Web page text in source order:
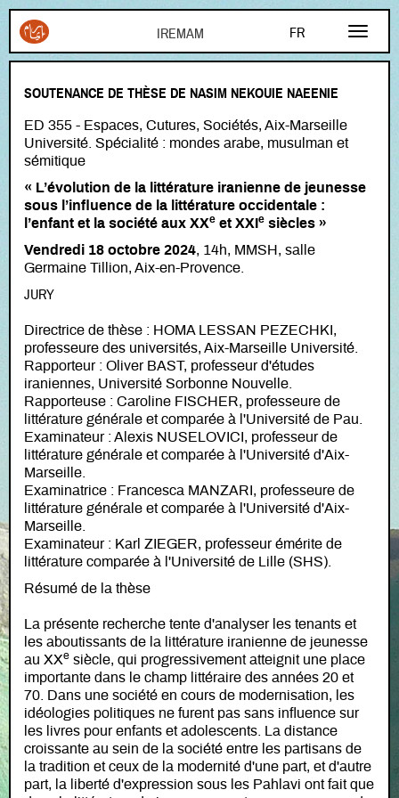
FR
EN
AR
Aller au contenu principal
SOUTENANCE DE THÈSE DE NASIM NEKOUIE NAEENIE
ED 355 - Espaces, Cutures, Sociétés, Aix-Marseille
Université. Spécialité : mondes arabe, musulman et
sémitique
« L’évolution de la littérature iranienne de jeunesse
sous l’influence de la littérature occidentale :
l’enfant et la société aux XXe et XXI e siècles »
Vendredi 18 octobre 2024, 14h, MMSH, salle
Germaine Tillion, Aix-en-Provence.
JURY
Directrice de thèse : HOMA LESSAN PEZECHKI,
professeure des universités, Aix-Marseille Université.
Rapporteur : Oliver BAST, professeur d'études
iraniennes, Université Sorbonne Nouvelle.
Rapporteuse : Caroline FISCHER, professeure de
littérature générale et comparée à l'Université de Pau.
Examinateur : Alexis NUSELOVICI, professeur de
littérature générale et comparée à l'Université d'Aix-
Marseille.
Examinatrice : Francesca MANZARI, professeure de
littérature générale et comparée à l'Université d'Aix-
Marseille.
Examinateur : Karl ZIEGER, professeur émérite de
littérature comparée à l'Université de Lille (SHS).
Résumé de la thèse
La présente recherche tente d'analyser les tenants et
les aboutissants de la littérature iranienne de jeunesse
au XXe siècle, qui progressivement atteignit une place
importante dans le champ littéraire des années 20 et
70. Dans une société en cours de modernisation, les
idéologies politiques ne furent pas sans influence sur
les livres pour enfants et adolescents. La distance
croissante au sein de la société entre les partisans de
la tradition et ceux de la modernité d'une part, et d'autre
part, la liberté d'expression sous les Pahlavi ont fait que